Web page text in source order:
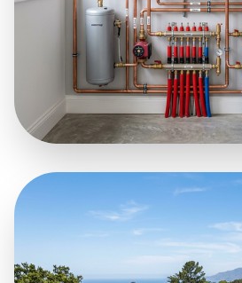
SANTEHNIKA &
APKURE